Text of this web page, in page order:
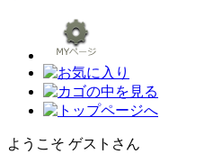
ようこそ ゲストさん